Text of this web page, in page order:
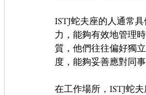
ISTJ蛇夫座的人通常
力，能夠有效地管理
質，他們往往偏好獨
度，能夠妥善應對同事
在工作場所，ISTJ蛇